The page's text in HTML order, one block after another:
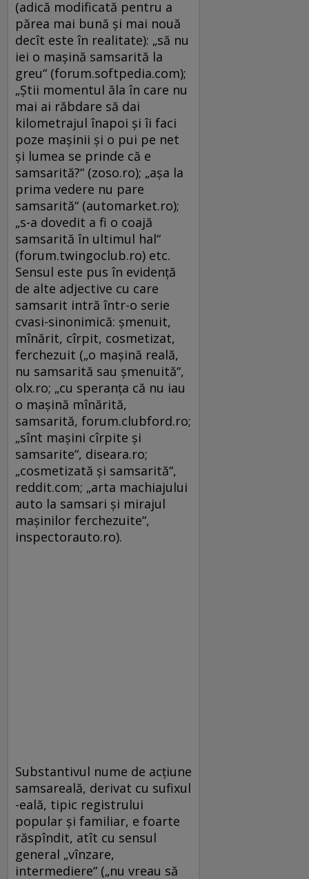
(adică modificată pentru a
părea mai bună şi mai nouă
decît este în realitate): „să nu
iei o maşină samsarită la
greu“ (forum.softpedia.com);
„Știi momentul ăla în care nu
mai ai răbdare să dai
kilometrajul înapoi și îi faci
poze mașinii și o pui pe net
și lumea se prinde că e
samsarită?“ (zoso.ro); „aşa la
prima vedere nu pare
samsarită“ (automarket.ro);
„s-a dovedit a fi o coajă
samsarită în ultimul hal“
(forum.twingoclub.ro) etc.
Sensul este pus în evidenţă
de alte adjective cu care
samsarit intră într-o serie
cvasi-sinonimică: şmenuit,
mînărit, cîrpit, cosmetizat,
ferchezuit („o maşină reală,
nu samsarită sau şmenuită“,
olx.ro; „cu speranţa că nu iau
o maşină mînărită,
samsarită, forum.clubford.ro;
„sînt maşini cîrpite şi
samsarite“, diseara.ro;
„cosmetizată şi samsarită“,
reddit.com; „arta machiajului
auto la samsari şi mirajul
maşinilor ferchezuite“,
inspectorauto.ro).
Substantivul nume de acţiune
samsareală, derivat cu sufixul
-eală, tipic registrului
popular şi familiar, e foarte
răspîndit, atît cu sensul
general „vînzare,
intermediere“ („nu vreau să